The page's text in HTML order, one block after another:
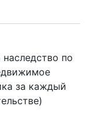
по
за каждый